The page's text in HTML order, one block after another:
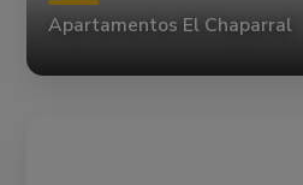
Apartamentos El Chaparral